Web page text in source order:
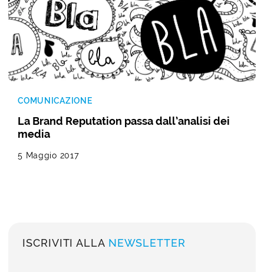
COMUNICAZIONE
La Brand Reputation passa dall’analisi dei
media
5 Maggio 2017
ISCRIVITI ALLA NEWSLETTER